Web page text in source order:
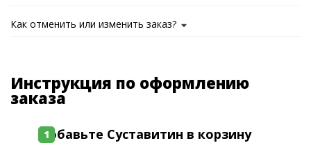
Как отменить или изменить заказ?
Инструкция по оформлению
заказа
Добавьте Суставитин в корзину